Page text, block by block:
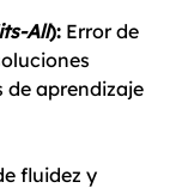
All): Error de
de aprendizaje
fluidez y